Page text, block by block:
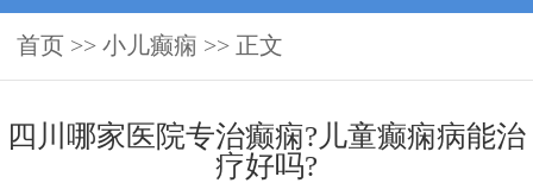
断
首页 >> 小儿癫痫 >> 正文
四川哪家医院专治癫痫?儿童癫痫病能治
疗好吗?